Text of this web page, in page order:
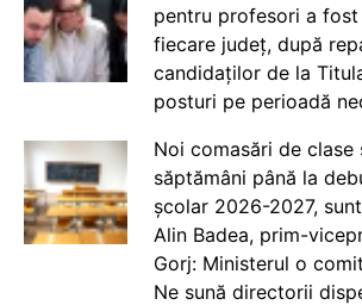
pentru profesori a
fiecare județ, după
candidaților de la
posturi pe perioadă
Noi comasări de clase
săptămâni până la
școlar 2026-2027,
Alin Badea, prim-
Gorj: Ministerul o
Ne sună directorii